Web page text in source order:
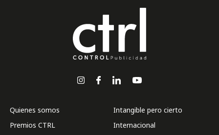
Quienes somos
Premios CTRL
Intangible pero cierto
Internacional